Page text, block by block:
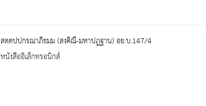
สตฺตปฺปกรณาภิธมฺม (สงฺคิณี-มหาปฎฐาน) อย.บ.147/4
หนังสืออิเล็กทรอนิกส์